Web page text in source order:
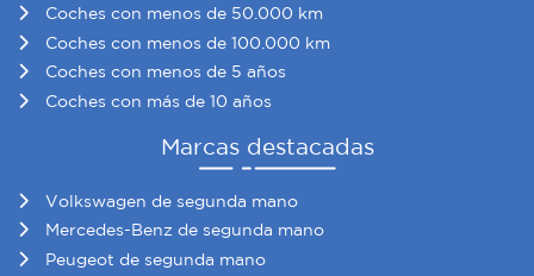
Coches con menos de 50.000 km
Coches con menos de 100.000 km
Coches con menos de 5 años
Coches con más de 10 años
Marcas destacadas
Volkswagen de segunda mano
Mercedes-Benz de segunda mano
Peugeot de segunda mano